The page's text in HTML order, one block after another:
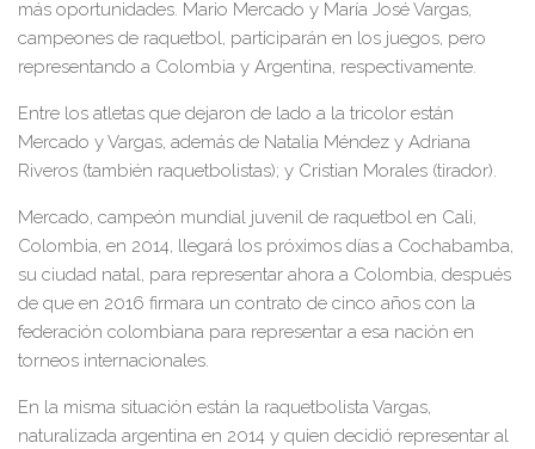
más oportunidades. Mario Mercado y María José Vargas,
campeones de raquetbol, participarán en los juegos, pero
representando a Colombia y Argentina, respectivamente.
Entre los atletas que dejaron de lado a la tricolor están
Mercado y Vargas, además de Natalia Méndez y Adriana
Riveros (también raquetbolistas); y Cristian Morales (tirador).
Mercado, campeón mundial juvenil de raquetbol en Cali,
Colombia, en 2014, llegará los próximos días a Cochabamba,
su ciudad natal, para representar ahora a Colombia, después
de que en 2016 firmara un contrato de cinco años con la
federación colombiana para representar a esa nación en
torneos internacionales.
En la misma situación están la raquetbolista Vargas,
naturalizada argentina en 2014 y quien decidió representar al